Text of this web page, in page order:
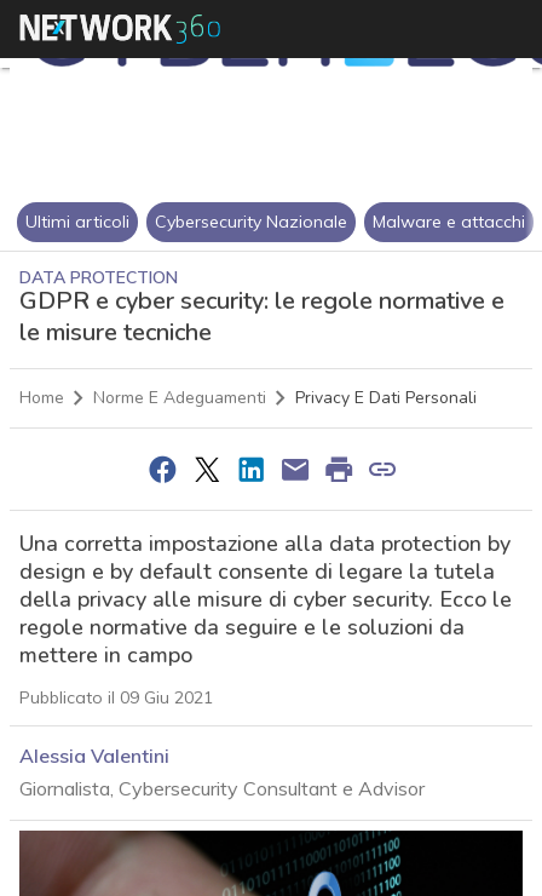
Ultimi articoli Cybersecurity Nazionale Malware e attacchi
DATA PROTECTION
GDPR e cyber security: le regole normative e
le misure tecniche
Home Norme E Adeguamenti Privacy E Dati Personali
Una corretta impostazione alla data protection by
design e by default consente di legare la tutela
della privacy alle misure di cyber security. Ecco le
regole normative da seguire e le soluzioni da
mettere in campo
Pubblicato il 09 Giu 2021
Alessia Valentini
Giornalista, Cybersecurity Consultant e Advisor